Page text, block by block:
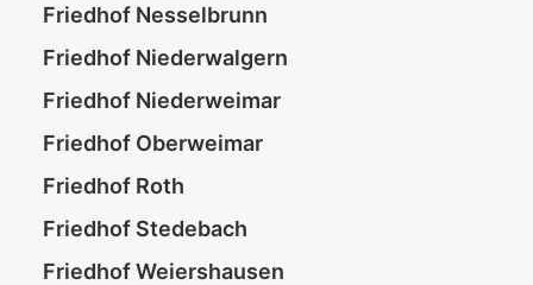
Friedhof Nesselbrunn
Friedhof Niederwalgern
Friedhof Niederweimar
Friedhof Oberweimar
Friedhof Roth
Friedhof Stedebach
Friedhof Weiershausen